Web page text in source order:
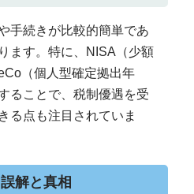
手続きが比較的簡単であ
ます。特に、NISA（少額
（個人型確定拠出年
ることで、税制優遇を受
る点も注目されていま
解と真相